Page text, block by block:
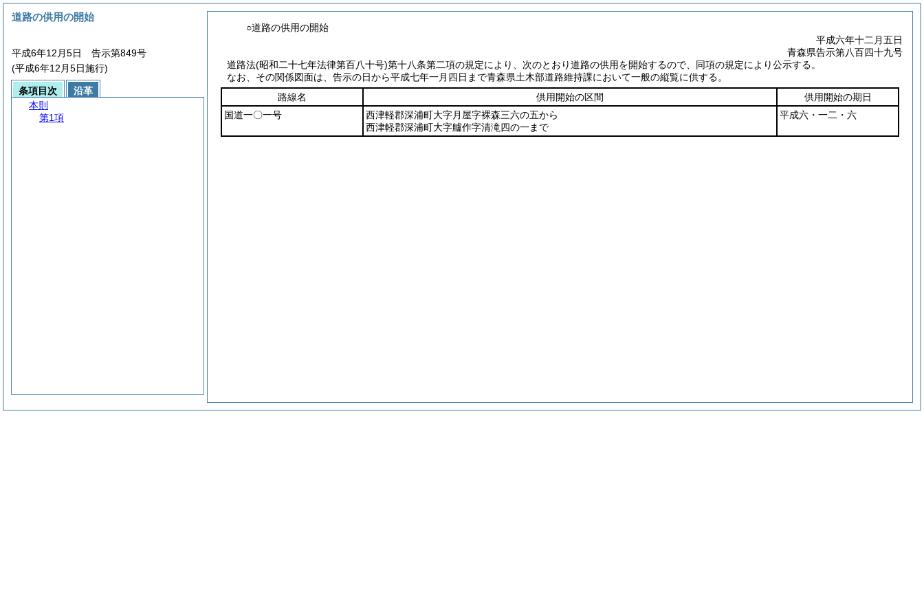
○道路の供用の開始
平成六年十二月五日
青森県告示第八百四十九号
道路法(昭和二十七年法律第百八十号)第十八条第二項の規定により、次のとおり道路の供用を開始するので、同項の規定により公示する。
なお、その関係図面は、告示の日から平成七年一月四日まで青森県土木部道路維持課において一般の縦覧に供する。
路線名
供用開始の区間
供用開始の期日
国道一〇一号
西津軽郡深浦町大字月屋字裸森三六の五から
西津軽郡深浦町大字艫作字清滝四の一まで
平成六・一二・六
道路の供用の開始
平成6年12月5日 告示第849号
(平成6年12月5日施行)
条項目次
沿革
本則
第1項